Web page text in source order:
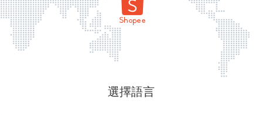
頁面無法顯示
選擇語言